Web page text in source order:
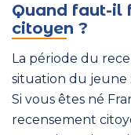
Quand faut-il
citoyen ?
La période du
situation du jeune :
Si vous êtes né
recensement